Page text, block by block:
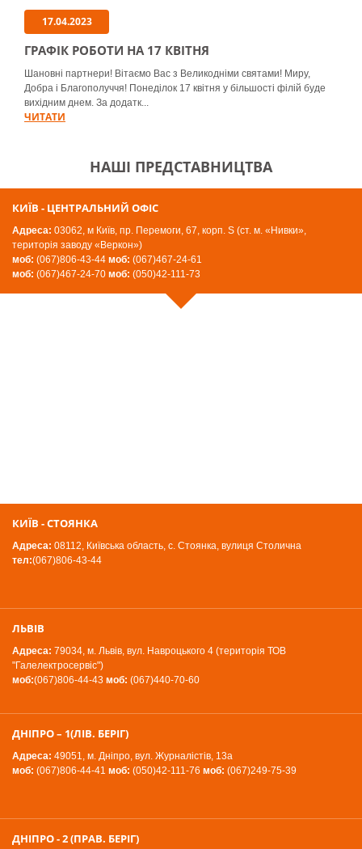
17.04.2023
ГРАФІК РОБОТИ НА 17 КВІТНЯ
Шановні партнери! Вітаємо Вас з Великодніми святами! Миру,
Добра і Благополуччя! Понеділок 17 квітня у більшості філій буде
вихідним днем. За додатк...
ЧИТАТИ
НАШІ ПРЕДСТАВНИЦТВА
КИЇВ - ЦЕНТРАЛЬНИЙ ОФІС
Адреса: 03062, м Київ, пр. Перемоги, 67, корп. S (ст. м. «Нивки»,
територія заводу «Веркон»)
моб: (067)806-43-44 моб: (067)467-24-61
моб: (067)467-24-70 моб: (050)42-111-73
КИЇВ - СТОЯНКА
Адреса: 08112, Київська область, с. Стоянка, вулиця Столична
тел:(067)806-43-44
ЛЬВІВ
Адреса: 79034, м. Львів, вул. Навроцького 4 (територія ТОВ
"Галелектросервіс")
моб:(067)806-44-43 моб: (067)440-70-60
ДНІПРО – 1(ЛІВ. БЕРІГ)
Адреса: 49051, м. Дніпро, вул. Журналістів, 13а
моб: (067)806-44-41 моб: (050)42-111-76 моб: (067)249-75-39
ДНІПРО - 2 (ПРАВ. БЕРІГ)